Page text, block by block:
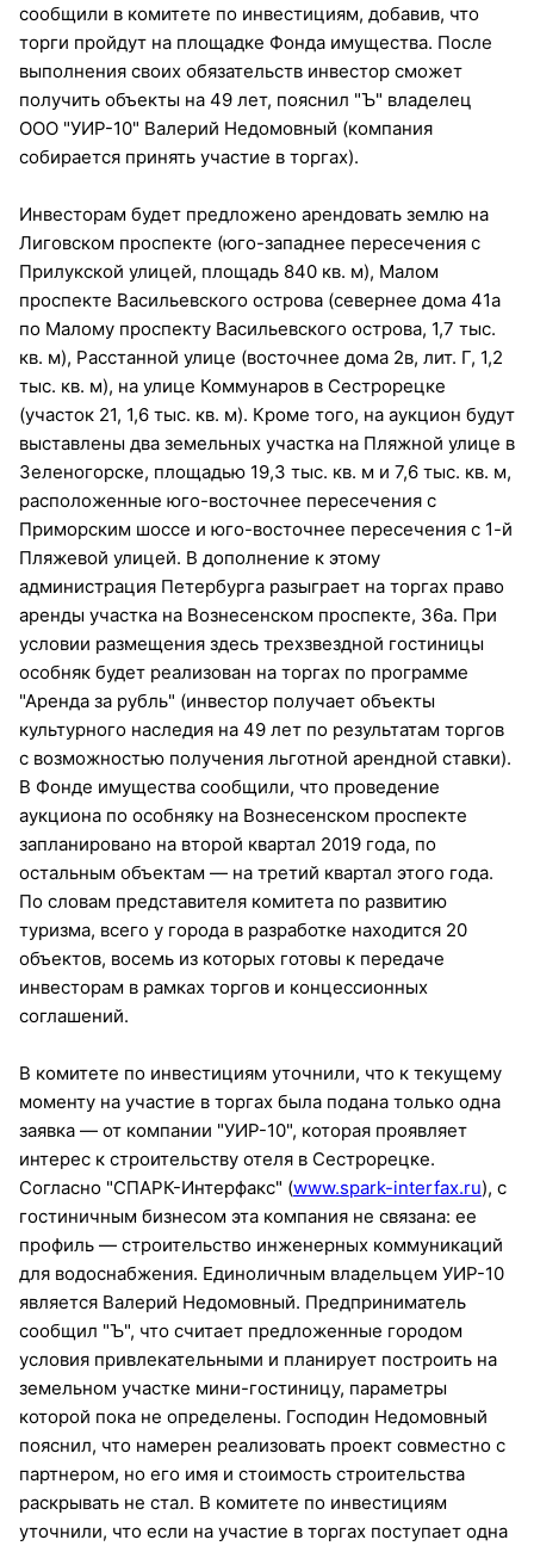
сообщили в комитете по инвестициям, добавив, что
торги пройдут на площадке Фонда имущества. После
выполнения своих обязательств инвестор сможет
получить объекты на 49 лет, пояснил "Ъ" владелец
ООО "УИР-10" Валерий Недомовный (компания
собирается принять участие в торгах).
Инвесторам будет предложено арендовать землю на
Лиговском проспекте (юго-западнее пересечения с
Прилукской улицей, площадь 840 кв. м), Малом
проспекте Васильевского острова (севернее дома 41а
по Малому проспекту Васильевского острова, 1,7 тыс.
кв. м), Расстанной улице (восточнее дома 2в, лит. Г, 1,2
тыс. кв. м), на улице Коммунаров в Сестрорецке
(участок 21, 1,6 тыс. кв. м). Кроме того, на аукцион будут
выставлены два земельных участка на Пляжной улице в
Зеленогорске, площадью 19,3 тыс. кв. м и 7,6 тыс. кв. м,
расположенные юго-восточнее пересечения с
Приморским шоссе и юго-восточнее пересечения с 1-й
Пляжевой улицей. В дополнение к этому
администрация Петербурга разыграет на торгах право
аренды участка на Вознесенском проспекте, 36а. При
условии размещения здесь трехзвездной гостиницы
особняк будет реализован на торгах по программе
"Аренда за рубль" (инвестор получает объекты
культурного наследия на 49 лет по результатам торгов
с возможностью получения льготной арендной ставки).
В Фонде имущества сообщили, что проведение
аукциона по особняку на Вознесенском проспекте
запланировано на второй квартал 2019 года, по
остальным объектам — на третий квартал этого года.
По словам представителя комитета по развитию
туризма, всего у города в разработке находится 20
объектов, восемь из которых готовы к передаче
инвесторам в рамках торгов и концессионных
соглашений.
В комитете по инвестициям уточнили, что к текущему
моменту на участие в торгах была подана только одна
заявка — от компании "УИР-10", которая проявляет
интерес к строительству отеля в Сестрорецке.
Согласно "СПАРК-Интерфакс" (www.spark-interfax.ru), с
гостиничным бизнесом эта компания не связана: ее
профиль — строительство инженерных коммуникаций
для водоснабжения. Единоличным владельцем УИР-10
является Валерий Недомовный. Предприниматель
сообщил "Ъ", что считает предложенные городом
условия привлекательными и планирует построить на
земельном участке мини-гостиницу, параметры
которой пока не определены. Господин Недомовный
пояснил, что намерен реализовать проект совместно с
партнером, но его имя и стоимость строительства
раскрывать не стал. В комитете по инвестициям
уточнили, что если на участие в торгах поступает одна